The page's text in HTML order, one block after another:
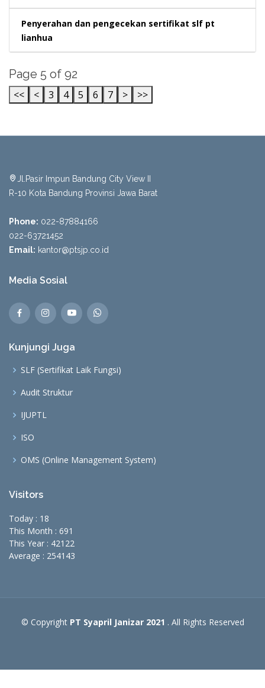
Penyerahan dan pengecekan sertifikat slf pt
lianhua
Page 5 of 92
<< < 3 4 5 6 7 > >>
Jl.Pasir Impun Bandung City View II
R-10 Kota Bandung Provinsi Jawa Barat
Phone: 022-87884166
022-63721452
Email: kantor@ptsjp.co.id
Media Sosial
Kunjungi Juga
SLF (Sertifikat Laik Fungsi)
Audit Struktur
IJUPTL
ISO
OMS (Online Management System)
Visitors
Today : 18
This Month : 691
This Year : 42122
Average : 254143
© Copyright PT Syapril Janizar 2021 . All Rights Reserved